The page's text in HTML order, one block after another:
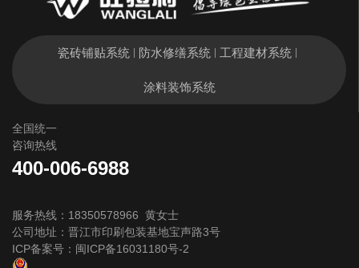
瓷砖铺贴系统 防水修缮系统 工程建材系统
涂料装饰系统
全国统一
咨询热线
400-006-6988
服务热线：18350578966 黄女士
公司地址：晋江市印刷包装基地宝声路3号
ICP备案号： 闽ICP备16031180号-2